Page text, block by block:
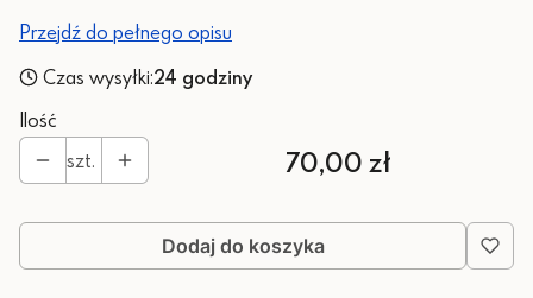
Przejdź do pełnego opisu
Czas wysyłki:24 godziny
Ilość
szt.
Cena
70,00 zł
Dodaj do koszyka